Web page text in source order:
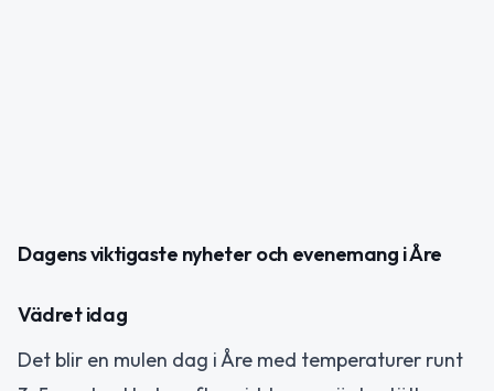
Dagens viktigaste nyheter och evenemang i Åre
Vädret idag
Det blir en mulen dag i Åre med temperaturer runt